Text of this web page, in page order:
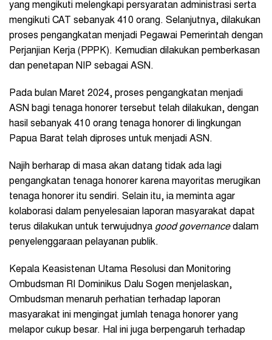
yang mengikuti melengkapi persyaratan administrasi serta
mengikuti CAT sebanyak 410 orang. Selanjutnya, dilakukan
proses pengangkatan menjadi Pegawai Pemerintah dengan
Perjanjian Kerja (PPPK). Kemudian dilakukan pemberkasan
dan penetapan NIP sebagai ASN.
Pada bulan Maret 2024, proses pengangkatan menjadi
ASN bagi tenaga honorer tersebut telah dilakukan, dengan
hasil sebanyak 410 orang tenaga honorer di lingkungan
Papua Barat telah diproses untuk menjadi ASN.
Najih berharap di masa akan datang tidak ada lagi
pengangkatan tenaga honorer karena mayoritas merugikan
tenaga honorer itu sendiri. Selain itu, ia meminta agar
kolaborasi dalam penyelesaian laporan masyarakat dapat
terus dilakukan untuk terwujudnya good governancedalam
penyelenggaraan pelayanan publik.
Kepala Keasistenan Utama Resolusi dan Monitoring
Ombudsman RI Dominikus Dalu Sogen menjelaskan,
Ombudsman menaruh perhatian terhadap laporan
masyarakat ini mengingat jumlah tenaga honorer yang
melapor cukup besar. Hal ini juga berpengaruh terhadap